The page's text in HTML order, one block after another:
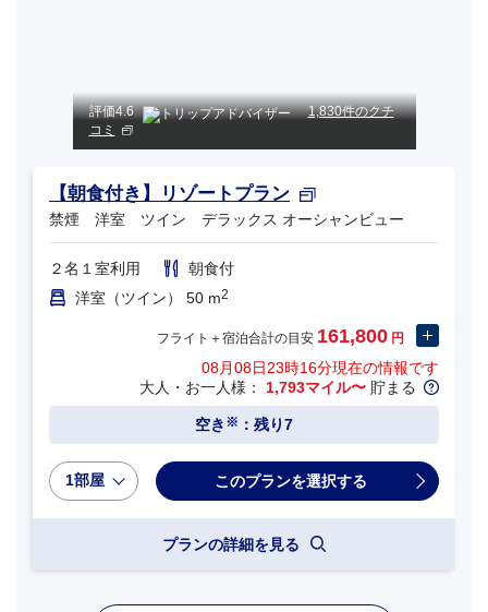
評価4.6
1,830件のクチ
コミ
【朝食付き】リゾートプラン
禁煙 洋室 ツイン デラックス オーシャンビュー
２名１室利用
朝食付
洋室（ツイン） 50 m2
フライト＋宿泊合計の目安 161,800 円
08月08日23時16分現在の情報です
大人・お一人様： 1,793マイル〜 貯まる
空き ※ ：残り7
1部屋
プランの詳細を見る